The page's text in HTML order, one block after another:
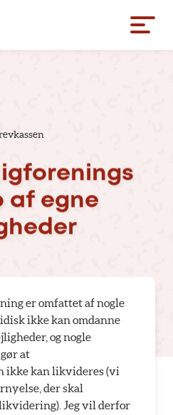
af egne
er omfattet af nogle
ikke kan omdanne
og nogle
at
ikke kan likvideres (vi
der skal
Jeg vil derfor